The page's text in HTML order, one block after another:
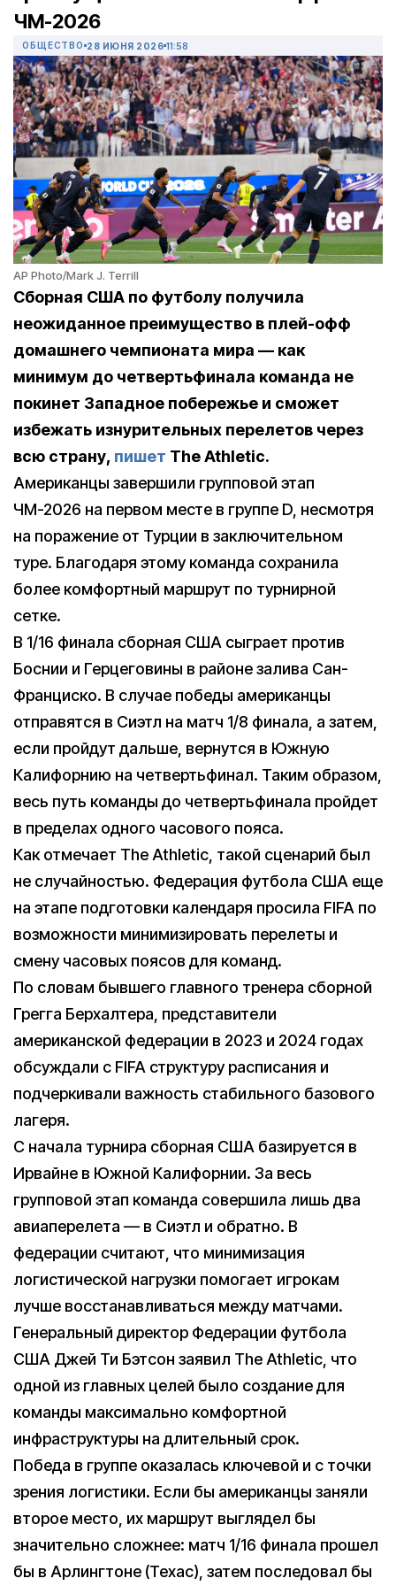
ЧМ-2026
ОБЩЕСТВО 28 ИЮНЯ 2026 11:58
AP Photo/Mark J. Terrill
Сборная США по футболу получила
неожиданное преимущество в плей-офф
домашнего чемпионата мира — как
минимум до четвертьфинала команда не
покинет Западное побережье и сможет
избежать изнурительных перелетов через
всю страну, пишет The Athletic.
Американцы завершили групповой этап
ЧМ-2026 на первом месте в группе D, несмотря
на поражение от Турции в заключительном
туре. Благодаря этому команда сохранила
более комфортный маршрут по турнирной
сетке.
В 1/16 финала сборная США сыграет против
Боснии и Герцеговины в районе залива Сан-
Франциско. В случае победы американцы
отправятся в Сиэтл на матч 1/8 финала, а затем,
если пройдут дальше, вернутся в Южную
Калифорнию на четвертьфинал. Таким образом,
весь путь команды до четвертьфинала пройдет
в пределах одного часового пояса.
Как отмечает The Athletic, такой сценарий был
не случайностью. Федерация футбола США еще
на этапе подготовки календаря просила FIFA по
возможности минимизировать перелеты и
смену часовых поясов для команд.
По словам бывшего главного тренера сборной
Грегга Берхалтера, представители
американской федерации в 2023 и 2024 годах
обсуждали с FIFA структуру расписания и
подчеркивали важность стабильного базового
лагеря.
С начала турнира сборная США базируется в
Ирвайне в Южной Калифорнии. За весь
групповой этап команда совершила лишь два
авиаперелета — в Сиэтл и обратно. В
федерации считают, что минимизация
логистической нагрузки помогает игрокам
лучше восстанавливаться между матчами.
Генеральный директор Федерации футбола
США Джей Ти Бэтсон заявил The Athletic, что
одной из главных целей было создание для
команды максимально комфортной
инфраструктуры на длительный срок.
Победа в группе оказалась ключевой и с точки
зрения логистики. Если бы американцы заняли
второе место, их маршрут выглядел бы
значительно сложнее: матч 1/16 финала прошел
бы в Арлингтоне (Техас), затем последовал бы